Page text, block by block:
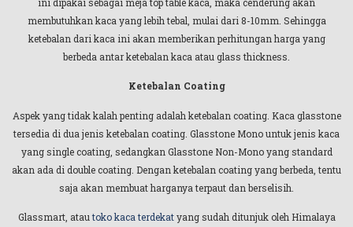
membutuhkan kaca yang lebih tebal, mulai dari 8-10mm. Sehingga
ketebalan dari kaca ini akan memberikan perhitungan harga yang
berbeda antar ketebalan kaca atau glass thickness.
Ketebalan Coating
Aspek yang tidak kalah penting adalah ketebalan coating. Kaca glasstone
tersedia di dua jenis ketebalan coating. Glasstone Mono untuk jenis kaca
yang single coating, sedangkan Glasstone Non-Mono yang standard
akan ada di double coating. Dengan ketebalan coating yang berbeda, tentu
saja akan membuat harganya terpaut dan berselisih.
Glassmart, atautoko kaca terdekatyang sudah ditunjuk oleh Himalaya